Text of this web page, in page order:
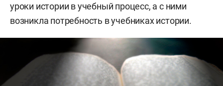
уроки истории в учебный процесс, а с ними
возникла потребность в учебниках истории.